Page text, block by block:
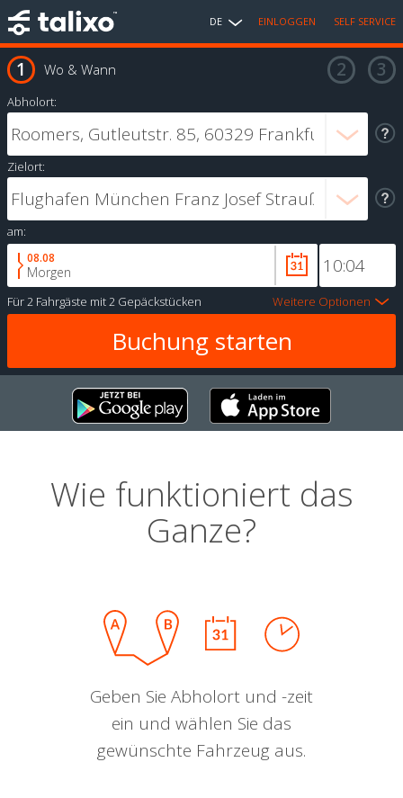
DE EINLOGGEN SELF SERVICE
Wo & Wann
Abholort:
Zielort:
am:
08.08
Morgen
Für2 Fahrgäste mit2 Gepäckstücken Weitere Optionen
Wie funktioniert das
Ganze?
Geben Sie Abholort und -zeit
ein und wählen Sie das
gewünschte Fahrzeug aus.